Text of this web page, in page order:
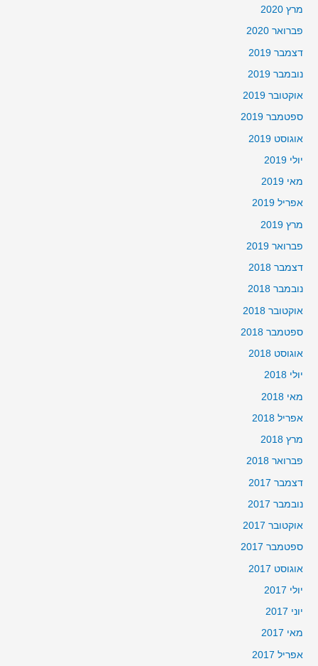
מרץ 2020
פברואר 2020
דצמבר 2019
נובמבר 2019
אוקטובר 2019
ספטמבר 2019
אוגוסט 2019
יולי 2019
מאי 2019
אפריל 2019
מרץ 2019
פברואר 2019
דצמבר 2018
נובמבר 2018
אוקטובר 2018
ספטמבר 2018
אוגוסט 2018
יולי 2018
מאי 2018
אפריל 2018
מרץ 2018
פברואר 2018
דצמבר 2017
נובמבר 2017
אוקטובר 2017
ספטמבר 2017
אוגוסט 2017
יולי 2017
יוני 2017
מאי 2017
אפריל 2017